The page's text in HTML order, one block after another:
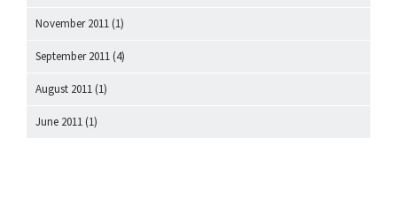
November 2011 (1)
September 2011 (4)
August 2011 (1)
June 2011 (1)